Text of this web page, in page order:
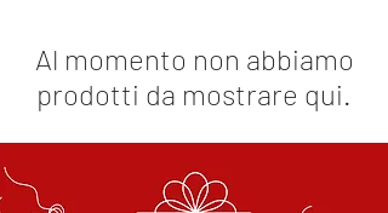
Al momento non abbiamo
prodotti da mostrare qui.